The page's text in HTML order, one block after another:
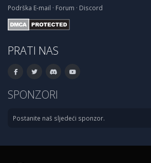
Podrška E-mail · Forum · Discord
PRATI NAS
SPONZORI
Postanite naš sljedeći sponzor.